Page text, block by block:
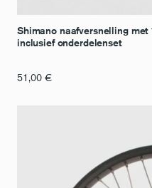
Shimano naafversnelling
inclusief onderdelenset
51,00 €